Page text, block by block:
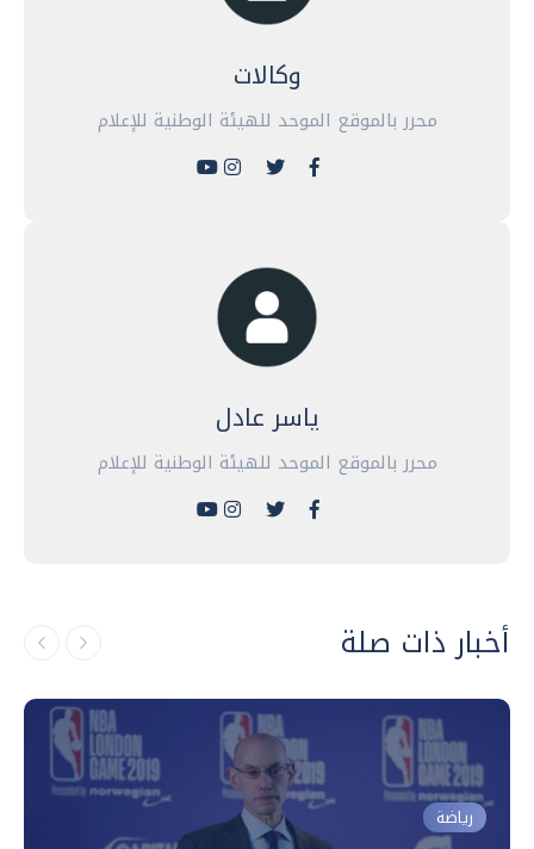
وكالات
محرر بالموقع الموحد للهيئة الوطنية للإعلام
ياسر عادل
محرر بالموقع الموحد للهيئة الوطنية للإعلام
أخبار ذات صلة
رياضة